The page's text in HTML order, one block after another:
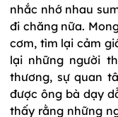
nhắc nhớ nhau
đi chăng nữa.
cơm, tìm lại cảm
lại những người
thương, sự quan
được ông bà dạy
thấy rằng những